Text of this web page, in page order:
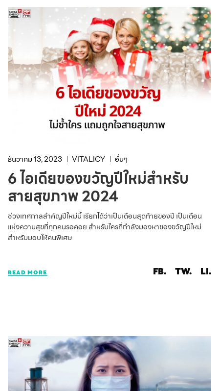
ธันวาคม 13, 2023 VITALICY อื่นๆ
6 ไอเดียของขวัญปีใหม่สำหรับ
สายสุขภาพ 2024
ช่วงเทศกาลสำคัญปีใหม่นี้ เรียกได้ว่าเป็นเดือนสุดท้ายของปี เป็นเดือน
แห่งความสุขที่ทุกคนรอคอย สำหรับใครที่กำลังมองหาของขวัญปีใหม่
สำหรับมอบให้คนพิเศษ
READ MORE FB. TW. LI.